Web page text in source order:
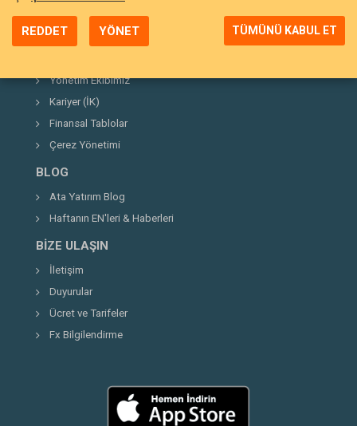
Neden Ata Yatırım?
Şirket Hakkında
Yönetim Ekibimiz
Kariyer (İK)
Finansal Tablolar
Çerez Yönetimi
BLOG
Ata Yatırım Blog
Haftanın EN'leri & Haberleri
BIZE ULAŞIN
İletişim
Duyurular
Ücret ve Tarifeler
Fx Bilgilendirme
REDDET YÖNET TÜMÜNÜ KABUL ET